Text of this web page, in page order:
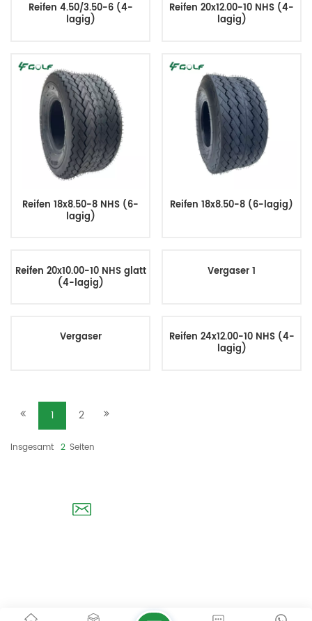
Reifen 4.50/3.50-6 (4-
lagig)
Reifen 20x12.00-10 NHS (4-
lagig)
Reifen 18x8.50-8 NHS (6-
lagig)
Reifen 18x8.50-8 (6-lagig)
Reifen 20x10.00-10 NHS glatt
(4-lagig)
Vergaser 1
Vergaser
Reifen 24x12.00-10 NHS (4-
lagig)
1 2
Insgesamt 2 Seiten